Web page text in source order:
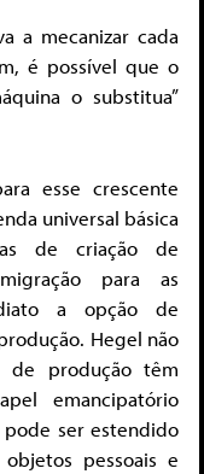
a mecanizar cada
é possível que o
o substitua”
esse crescente
universal básica
de criação de
para as
a opção de
Hegel não
de produção têm
emancipatório
ser estendido
pessoais e